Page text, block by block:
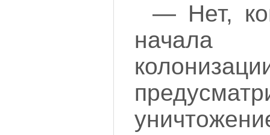
— Нет,
начала